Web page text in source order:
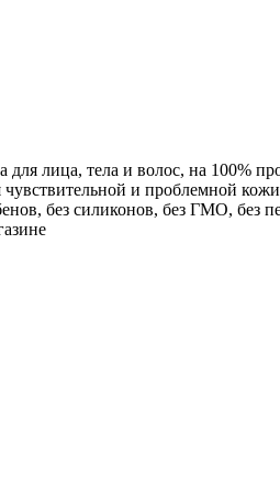
для лица, тела и волос, на 100%
и проблемной
без силиконов, без ГМО, без